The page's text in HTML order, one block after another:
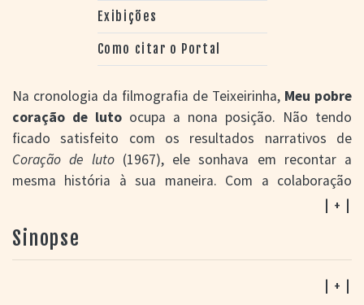
Exibições
Como citar o Portal
Na cronologia da filmografia de Teixeirinha, Meu pobre
coração de luto ocupa a nona posição. Não tendo
ficado satisfeito com os resultados narrativos de
Coração de luto(1967), ele sonhava em recontar a
mesma história à sua maneira. Com a colaboração
habitual de Pereira Dias eles imaginaram uma trama
infância do cantor em meio a outro drama do presente:
encontrar a cura da leucemia diagnosticada numa Mary
grávida. O passado vem impregnado de detalhes que
| + |
Sinopse
| + |